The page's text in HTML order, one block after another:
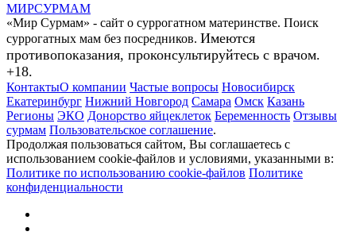
МИРСУРМАМ
«Мир Сурмам» - сайт о суррогатном материнстве. Поиск
суррогатных мам без посредников. Имеются
противопоказания, проконсультируйтесь с врачом.
+18.
КонтактыО компании Частые вопросы Новосибирск
Екатеринбург Нижний Новгород Самара Омск Казань
Регионы ЭКО Донорство яйцеклеток Беременность Отзывы
сурмам Пользовательское соглашение.
Продолжая пользоваться сайтом, Вы соглашаетесь с
использованием cookie-файлов и условиями, указанными в:
Политике по использованию cookie-файлов Политике
конфиденциальности